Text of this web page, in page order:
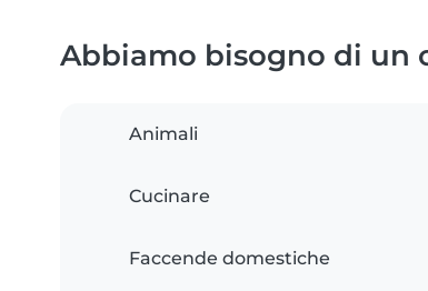
Abbiamo bisogno di un
Animali
Cucinare
Faccende domestiche